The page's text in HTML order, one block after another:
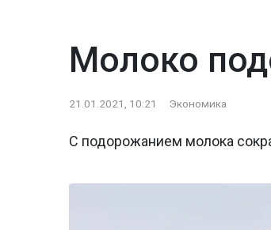
Молоко
21.01.2021, 10:21 Экономика
С подорожанием молока